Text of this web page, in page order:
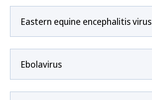
Eastern equine encephalitis virus
Ebolavirus